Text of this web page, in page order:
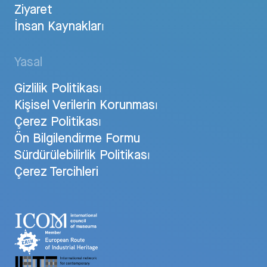
Ziyaret
İnsan Kaynakları
Yasal
Gizlilik Politikası
Kişisel Verilerin Korunması
Çerez Politikası
Ön Bilgilendirme Formu
Sürdürülebilirlik Politikası
Çerez Tercihleri